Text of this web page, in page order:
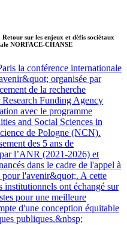
sur les enjeux et défis sociétaux
NORFACE-CHANSE
la conférence internationale
organisée par
de la recherche
Funding Agency
avec le programme
and Social Sciences in
de Pologne (NCN).
des 5 ans de
l’ANR (2021-2026) et
dans le cadre de l'appel à
l'avenir&quot;. A cette
institutionnels ont échangé sur
pour une meilleure
d'une conception équitable
publiques.&nbsp;